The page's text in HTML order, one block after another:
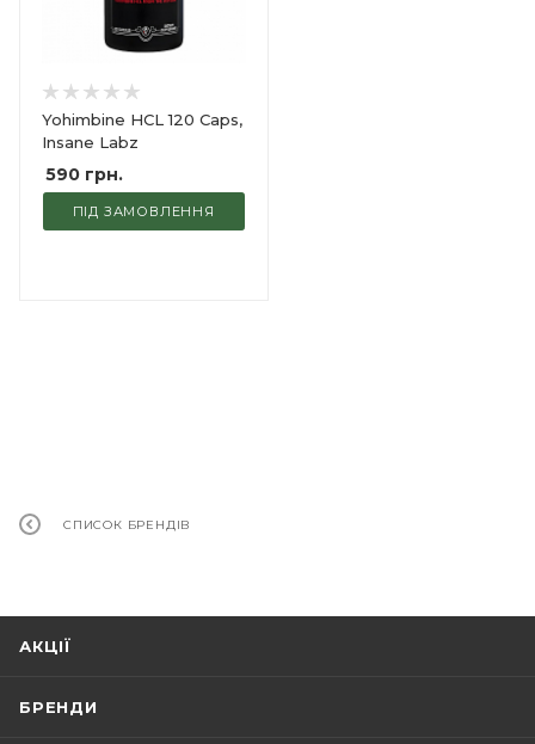
Yohimbine HCL 120 Caps,
Insane Labz
590 грн.
ПІД ЗАМОВЛЕННЯ
СПИСОК БРЕНДІВ
АКЦІЇ
БРЕНДИ